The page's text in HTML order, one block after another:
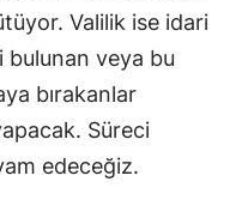
Valilik ise idari
bulunan veya bu
bırakanlar
Süreci
edeceğiz.